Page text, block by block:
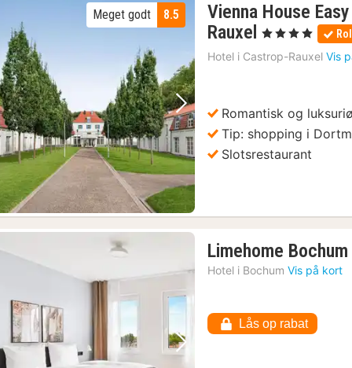
Forrige billede Næste billede
8.5
Meget godt
Vienna House
Rauxel 2
nætter
fra
kr.
, 4 Stjerner
Hotel i Castrop-Rauxel Vis
Romantisk og
Tip: shopping i
Slotsrestaurant
Forrige billede Næste billede
Limehome
Hotel i Bochum Vis på kort
Lås op rabat